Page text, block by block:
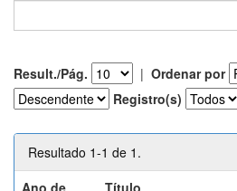
Result./Pág. | Ordenar por
Registro(s)
Resultado 1-1 de 1.
Ano de
Título